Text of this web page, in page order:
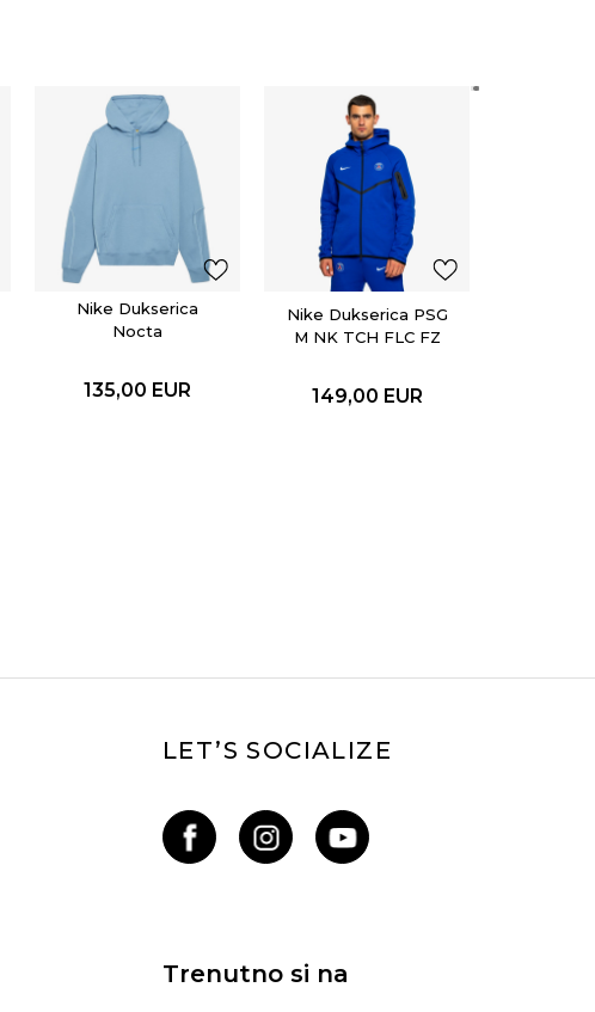
Nike Dukserica
Nocta
135,00 EUR
Nike Dukserica PSG
M NK TCH FLC FZ
149,00 EUR
LET’S SOCIALIZE
Trenutno si na